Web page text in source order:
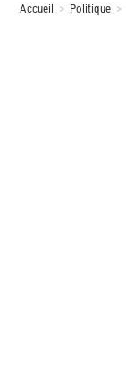
Accueil > Politique >